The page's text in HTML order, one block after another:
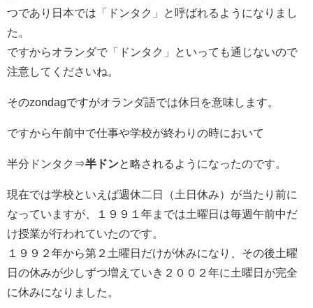
つであり日本では「ドンタク」と呼ばれるようになりまし
た。
ですからオランダで「ドンタク」といっても通じないので
注意してくださいね。
そのzondagですがオランダ語では休日を意味します。
ですから午前中で仕事や学校が終わりの時において
半分ドンタク⇒半ドンと略されるようになったのです。
現在では学校といえば週休二日（土日休み）が当たり前に
なっていますが、１９９１年までは土曜日は毎週午前中だ
け授業が行われていたのです。
１９９２年から第２土曜日だけが休みになり、その後土曜
日の休みが少しずつ増えていき２００２年に土曜日が完全
に休みになりました。